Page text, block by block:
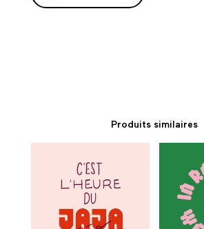
Produits similaires